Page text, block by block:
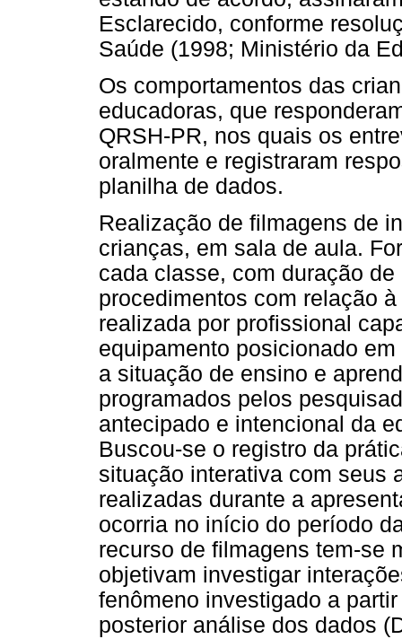
Esclarecido, conforme
Saúde (1998; Ministério da
Os comportamentos das
educadoras, que
QRSH-PR, nos quais os
oralmente e registraram
planilha de dados.
Realização de filmagens de
crianças, em sala de aula.
cada classe, com duração
procedimentos com relação
realizada por profissional
equipamento posicionado
a situação de ensino e
programados pelos
antecipado e intencional da
Buscou-se o registro da
situação interativa com seus
realizadas durante a
ocorria no início do período
recurso de filmagens tem-se
objetivam investigar
fenômeno investigado a
posterior análise dos dados